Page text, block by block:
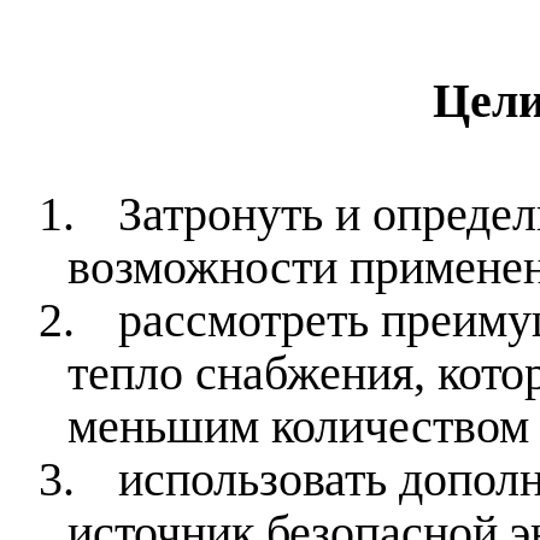
1.
Затронуть и
возможности
2.
рассмотреть
тепло снабжения,
меньшим количеством
3.
использовать